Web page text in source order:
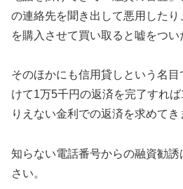
の連絡先を聞き出して悪用したり
を購入させて買い取ると嘘をつい
そのほかにも信用貸しという名
けて1万5千円の返済を完了すれ
りえない金利での返済を求めてき
知らない電話番号からの融資勧
さい。